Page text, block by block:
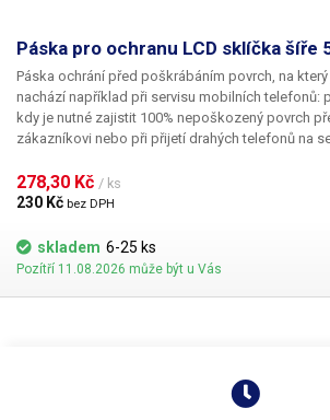
Páska pro ochranu LCD sklíčka šíře
Páska ochrání před poškrábáním povrch, na
nachází například při servisu mobilních telefonů:
kdy je nutné zajistit 100% nepoškozený povrch
zákazníkovi nebo při přijetí drahých telefonů na
278,30 Kč / ks
230 Kč bez DPH
skladem 6-25 ks
Pozítří 11.08.2026 může být u Vás